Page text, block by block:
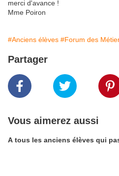
merci d'avance !
Mme Poiron
#Anciens élèves #Forum des
Partager
Vous aimerez aussi
A tous les anciens élèves qui